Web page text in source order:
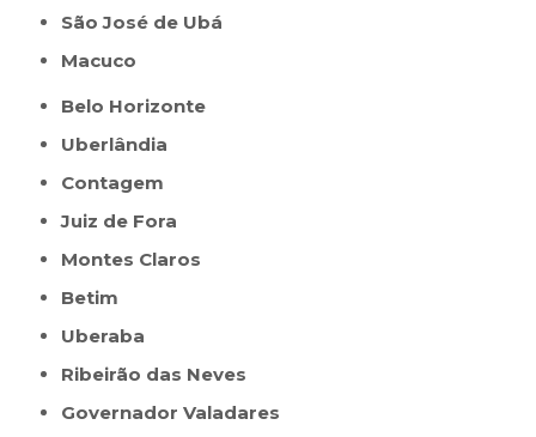
São José de Ubá
Macuco
Belo Horizonte
Uberlândia
Contagem
Juiz de Fora
Montes Claros
Betim
Uberaba
Ribeirão das Neves
Governador Valadares